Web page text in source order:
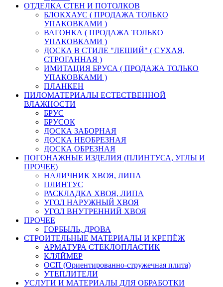
ОТДЕЛКА СТЕН И ПОТОЛКОВ
БЛОКХАУС ( ПРОДАЖА ТОЛЬКО
УПАКОВКАМИ )
ВАГОНКА ( ПРОДАЖА ТОЛЬКО
УПАКОВКАМИ )
ДОСКА В СТИЛЕ "ЛЕШИЙ" ( СУХАЯ,
СТРОГАННАЯ )
ИМИТАЦИЯ БРУСА ( ПРОДАЖА ТОЛЬКО
УПАКОВКАМИ )
ПЛАНКЕН
ПИЛОМАТЕРИАЛЫ ЕСТЕСТВЕННОЙ
ВЛАЖНОСТИ
БРУС
БРУСОК
ДОСКА ЗАБОРНАЯ
ДОСКА НЕОБРЕЗНАЯ
ДОСКА ОБРЕЗНАЯ
ПОГОНАЖНЫЕ ИЗДЕЛИЯ (ПЛИНТУСА, УГЛЫ И
ПРОЧЕЕ)
НАЛИЧНИК ХВОЯ, ЛИПА
ПЛИНТУС
РАСКЛАДКА ХВОЯ, ЛИПА
УГОЛ НАРУЖНЫЙ ХВОЯ
УГОЛ ВНУТРЕННИЙ ХВОЯ
ПРОЧЕЕ
ГОРБЫЛЬ, ДРОВА
СТРОИТЕЛЬНЫЕ МАТЕРИАЛЫ И КРЕПЁЖ
АРМАТУРА СТЕКЛОПЛАСТИК
КЛЯЙМЕР
ОСП (Ориентированно-стружечная плита)
УТЕПЛИТЕЛИ
УСЛУГИ И МАТЕРИАЛЫ ДЛЯ ОБРАБОТКИ